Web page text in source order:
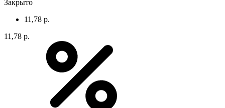
Закрыто
11,78 р.
11,78 р.